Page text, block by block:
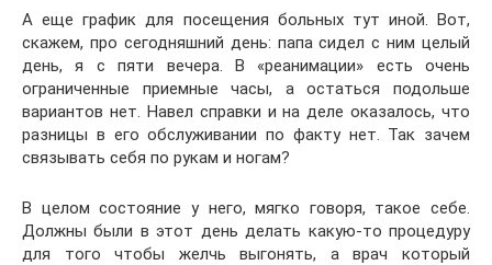
А еще график для посещения больных тут иной. Вот,
скажем, про сегодняшний день: папа сидел с ним целый
день, я с пяти вечера. В «реанимации» есть очень
ограниченные приемные часы, а остаться подольше
вариантов нет. Навел справки и на деле оказалось, что
разницы в его обслуживании по факту нет. Так зачем
связывать себя по рукам и ногам?
В целом состояние у него, мягко говоря, такое себе.
Должны были в этот день делать какую-то процедуру
для того чтобы желчь выгонять, а врач который